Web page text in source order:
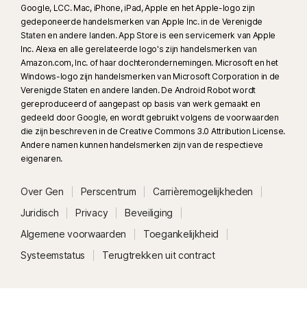
Google, LCC. Mac, iPhone, iPad, Apple en het Apple-logo zijn
gedeponeerde handelsmerken van Apple Inc. in de Verenigde
Staten en andere landen. App Store is een servicemerk van Apple
Inc. Alexa en alle gerelateerde logo's zijn handelsmerken van
Amazon.com, Inc. of haar dochterondernemingen. Microsoft en het
Windows-logo zijn handelsmerken van Microsoft Corporation in de
Verenigde Staten en andere landen. De Android Robot wordt
gereproduceerd of aangepast op basis van werk gemaakt en
gedeeld door Google, en wordt gebruikt volgens de voorwaarden
die zijn beschreven in de Creative Commons 3.0 Attribution License.
Andere namen kunnen handelsmerken zijn van de respectieve
eigenaren.
Over Gen Perscentrum
Carrièremogelijkheden
Juridisch
Privacy
Beveiliging
Algemene voorwaarden
Toegankelijkheid
Systeemstatus
Terugtrekken uit contract